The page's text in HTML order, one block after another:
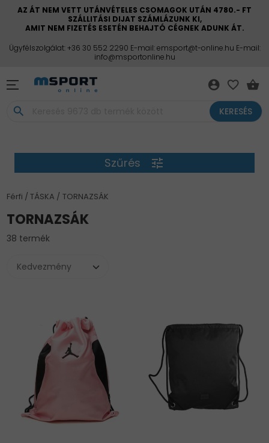
AZ ÁT NEM VETT UTÁNVÉTELES CSOMAGOK UTÁN 4780.- FT
SZÁLLITÁSI DIJAT SZÁMLÁZUNK KI,
AMIT NEM FIZETÉS ESETÉN BEHAJTÓ CÉGNEK ADUNK ÁT.
Ügyfélszolgálat: +36 30 552 2290 E-mail: emsport@t-online.hu E-mail:
info@msportonline.hu
account_circle favorite_border shopping_basket
search KERESÉS
Szűrés tune
Férfi TÁSKA TORNAZSÁK
TORNAZSÁK
38 termék